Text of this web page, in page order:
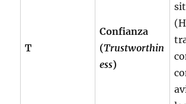
T
Confianza
(Trustworthin
ess)